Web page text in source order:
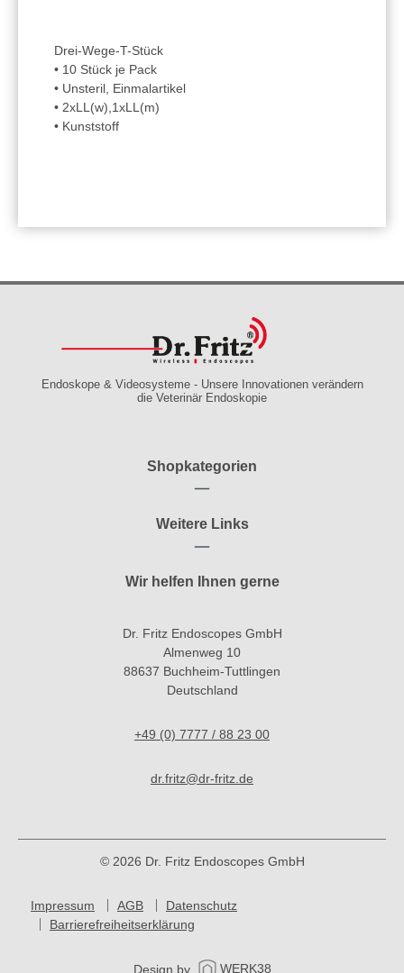
Drei-Wege-T-Stück
• 10 Stück je Pack
• Unsteril, Einmalartikel
• 2xLL(w),1xLL(m)
• Kunststoff
Endoskope & Videosysteme - Unsere Innovationen verändern
die Veterinär Endoskopie
Shopkategorien
Weitere Links
Wir helfen Ihnen gerne
Dr. Fritz Endoscopes GmbH
Almenweg 10
88637 Buchheim-Tuttlingen
Deutschland
+49 (0) 7777 / 88 23 00
dr.fritz@dr-fritz.de
© 2026 Dr. Fritz Endoscopes GmbH
Impressum AGB
Datenschutz
Barrierefreiheitserklärung
Design by WERK38